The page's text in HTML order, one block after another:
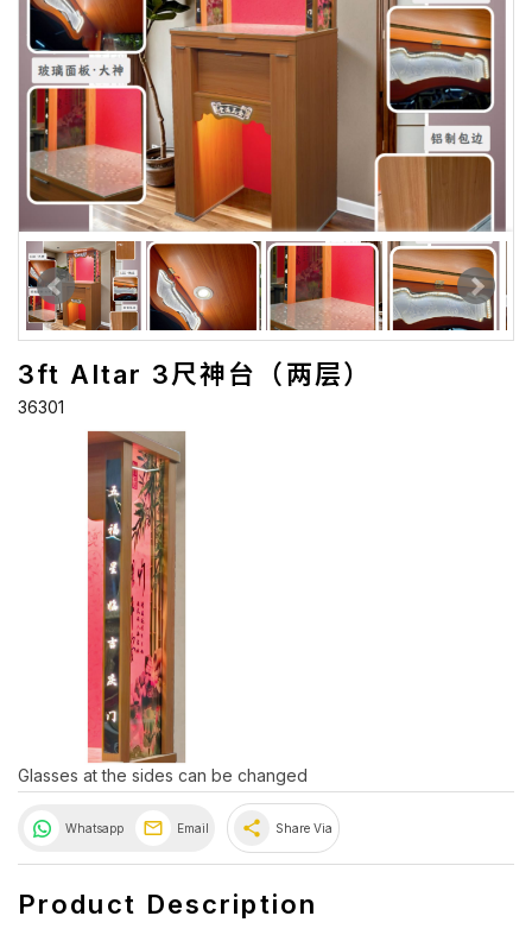
3ft Altar 3尺神台（两层）
36301
Glasses at the sides can be changed
Whatsapp Email share Share Via
Product Description